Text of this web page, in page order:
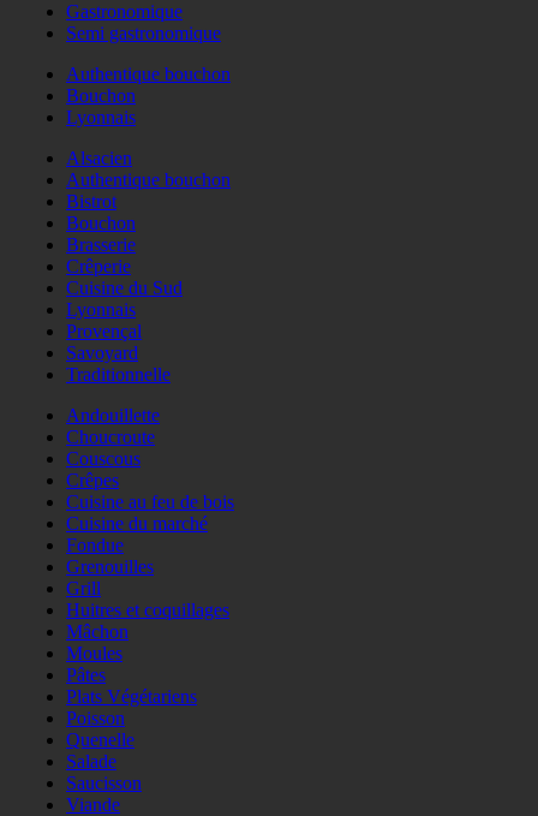
Gastronomique
Semi gastronomique
Authentique bouchon
Bouchon
Lyonnais
Alsacien
Authentique bouchon
Bistrot
Bouchon
Brasserie
Crêperie
Cuisine du Sud
Lyonnais
Provençal
Savoyard
Traditionnelle
Andouillette
Choucroute
Couscous
Crêpes
Cuisine au feu de bois
Cuisine du marché
Fondue
Grenouilles
Grill
Huitres et coquillages
Mâchon
Moules
Pâtes
Plats Végétariens
Poisson
Quenelle
Salade
Saucisson
Viande